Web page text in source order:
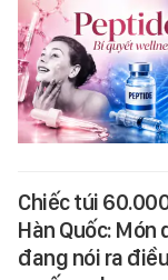
Chiếc túi
Hàn Quốc:
đang nói ra